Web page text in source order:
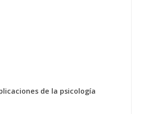
de la psicología